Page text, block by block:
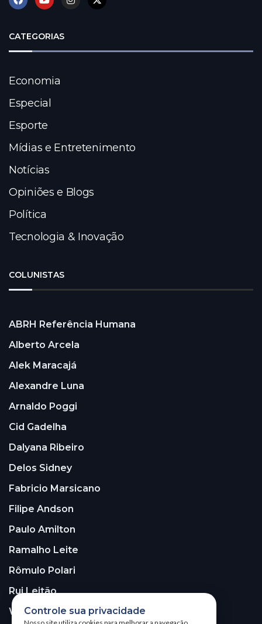
CATEGORIAS
Economia
Especial
Esporte
Mídias e Entretenimento
Notícias
Opiniões e Blogs
Política
Tecnologia & Inovação
COLUNISTAS
ABRH Referência Humana
Alberto Arcela
Alek Maracajá
Alexandre Luna
Arnaldo Poggi
Cid Gadelha
Dalyana Ribeiro
Delos Sidney
Fabricio Marsicano
Filipe Andson
Paulo Amilton
Ramalho Leite
Rômulo Polari
Rui Leitão
Walter Santos
Controle sua privacidade